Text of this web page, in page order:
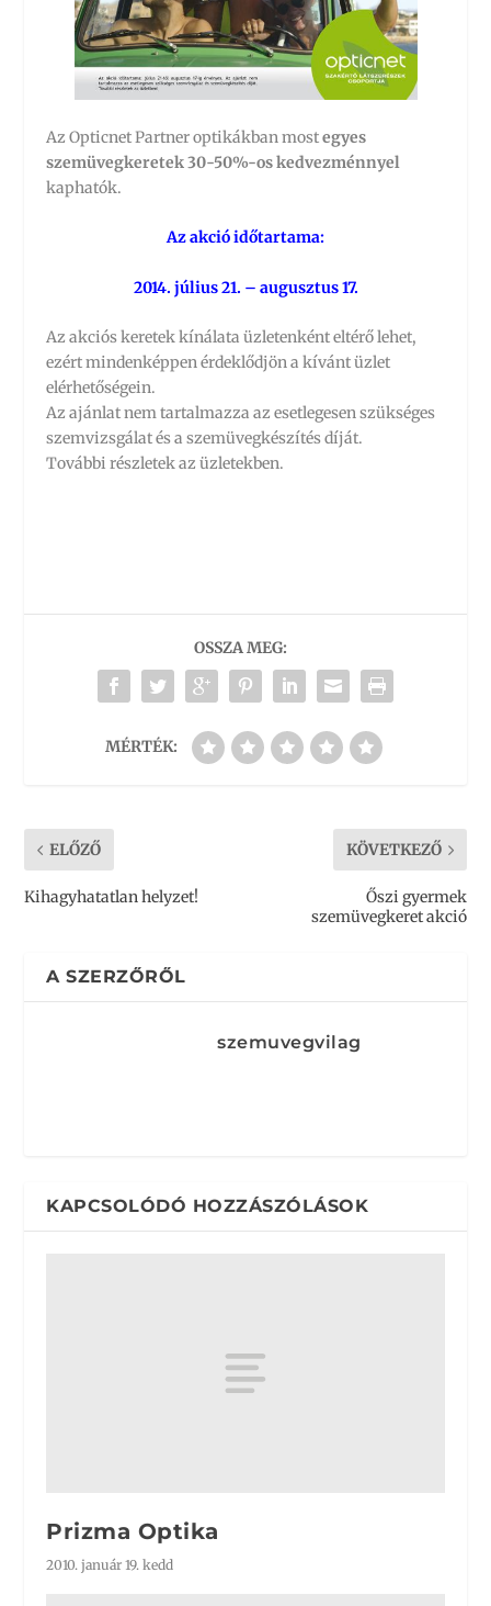
Az Opticnet Partner optikákban mostegyes
szemüvegkeretek 30-50%-os kedvezménnyel
kaphatók.
Az akció időtartama:
2014. július 21. – augusztus 17.
Az akciós keretek kínálata üzletenként eltérő lehet,
ezért mindenképpen érdeklődjön a kívánt üzlet
elérhetőségein.
Az ajánlat nem tartalmazza az esetlegesen szükséges
szemvizsgálat és a szemüvegkészítés díját.
További részletek az üzletekben.
OSSZA MEG:
MÉRTÉK:
ELŐZŐ
Kihagyhatatlan helyzet!
KÖVETKEZŐ
Őszi gyermek
szemüvegkeret akció
A SZERZŐRŐL
szemuvegvilag
KAPCSOLÓDÓ HOZZÁSZÓLÁSOK
Prizma Optika
2010. január 19. kedd